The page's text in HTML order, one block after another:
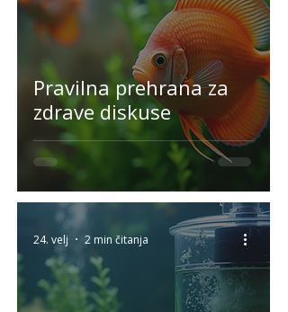
Pravilna prehrana za
zdrave diskuse
24. velj 2 min čitanja